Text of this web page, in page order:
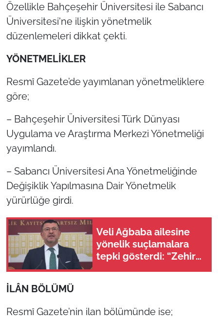
Özellikle Bahçeşehir Üniversitesi ile Sabancı
Üniversitesi'ne ilişkin yönetmelik
düzenlemeleri dikkat çekti.
YÖNETMELİKLER
Resmî Gazete’de yayımlanan yönetmeliklere
göre;
– Bahçeşehir Üniversitesi Türk Dünyası
Uygulama ve Araştırma Merkezi Yönetmeliği
yayımlandı.
– Sabancı Üniversitesi Ana Yönetmeliğinde
Değişiklik Yapılmasına Dair Yönetmelik
yürürlüğe girdi.
Veli Ağbaba ailesine
yönelik suçlamalara
tepki gösterdi: “Zehir
İLÂN BÖLÜMÜ
Resmî Gazete’nin ilan bölümünde ise;